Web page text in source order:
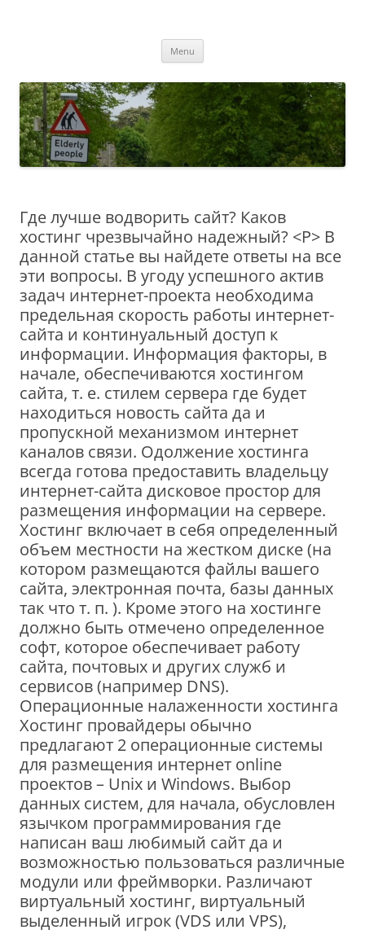
Menu
Где лучше водворить сайт? Каков
хостинг чрезвычайно надежный? <P> В
данной статье вы найдете ответы на все
эти вопросы. В угоду успешного актив
задач интернет-проекта необходима
предельная скорость работы интернет-
сайта и континуальный доступ к
информации. Информация факторы, в
начале, обеспечиваются хостингом
сайта, т. е. стилем сервера где будет
находиться новость сайта да и
пропускной механизмом интернет
каналов связи. Одолжение хостинга
всегда готова предоставить владельцу
интернет-сайта дисковое простор для
размещения информации на сервере.
Хостинг включает в себя определенный
объем местности на жестком диске (на
котором размещаются файлы вашего
сайта, электронная почта, базы данных
так что т. п. ). Кроме этого на хостинге
должно быть отмечено определенное
софт, которое обеспечивает работу
сайта, почтовых и других служб и
сервисов (например DNS).
Операционные налаженности хостинга
Хостинг провайдеры обычно
предлагают 2 операционные системы
для размещения интернет online
проектов – Unix и Windows. Выбор
данных систем, для начала, обусловлен
язычком программирования где
написан вaш любимый сайт да и
возможностью пользоваться различные
модули или фреймворки. Различают
виртуальный хостинг, виртуальный
выделенный игрок (VDS или VPS),